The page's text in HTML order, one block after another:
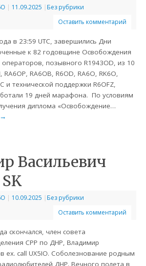
| 11.09.2025 | Без рубрики
Оставить комментарий
в 23:59 UTC, завершились Дни
к 82 годовщине Освобождения
позывного R1943OD, из 10
RA6OP, RA6OB, R6OD, RA6O, RK6O,
и технической поддержки R6OFZ,
19 дней марафона. По условиям
диплома «Освобождение…
→
Васильевич
| 10.09.2025 | Без рубрики
Оставить комментарий
скончался, член совета
СРР по ДНР, Владимир
ex. call UX5IO. Соболезнование родным
ДНР. Вечного полета в